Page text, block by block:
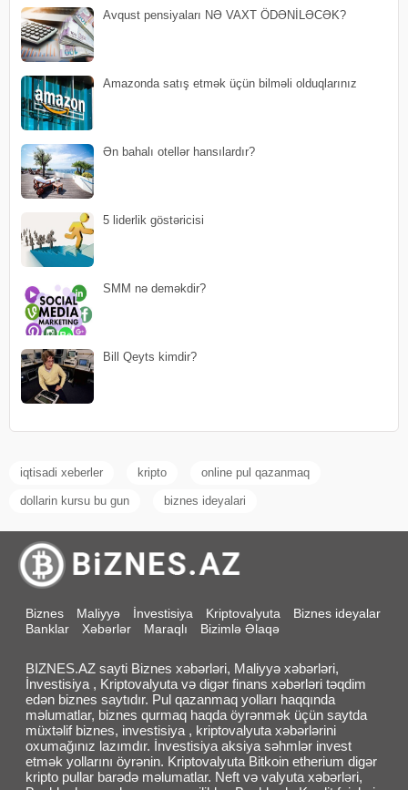
Avqust pensiyaları NƏ VAXT ÖDƏNİLƏCƏK?
Amazonda satış etmək üçün bilməli olduqlarınız
Ən bahalı otellər hansılardır?
5 liderlik göstəricisi
SMM nə deməkdir?
Bill Qeyts kimdir?
iqtisadi xeberler kripto online pul qazanmaq
dollarin kursu bu gun biznes ideyalari
Biznes Maliyyə İnvestisiya Kriptovalyuta
Biznes ideyalar
Banklar
Xəbərlər Maraqlı Bizimlə Əlaqə
BIZNES.AZ sayti Biznes xəbərləri, Maliyyə xəbərləri,
İnvestisiya , Kriptovalyuta və digər finans xəbərləri təqdim
edən biznes saytıdır. Pul qazanmaq yolları haqqında
məlumatlar, biznes qurmaq haqda öyrənmək üçün saytda
müxtəlif biznes, investisiya , kriptovalyuta xəbərlərini
oxumağınız lazımdır. İnvestisiya aksiya səhmlər invest
etmək yollarını öyrənin. Kriptovalyuta Bitkoin etherium digər
kripto pullar barədə məlumatlar. Neft və valyuta xəbərləri,